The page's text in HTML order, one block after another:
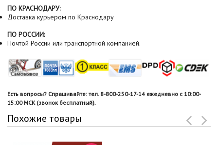
ПО КРАСНОДАРУ:
Доставка курьером по Краснодару
ПО РОССИИ:
Почтой России или транспортной компанией.
Есть вопросы? Спрашивайте: тел. 8-800-250-17-14 ежедневно с 10:00-
15:00 МСК (звонок бесплатный).
Похожие товары